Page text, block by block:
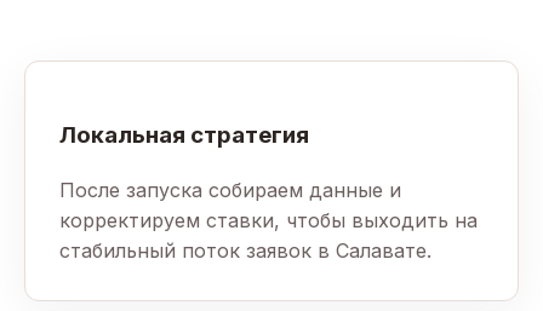
Локальная стратегия
После запуска собираем данные и
корректируем ставки, чтобы выходить на
стабильный поток заявок в Салавате.